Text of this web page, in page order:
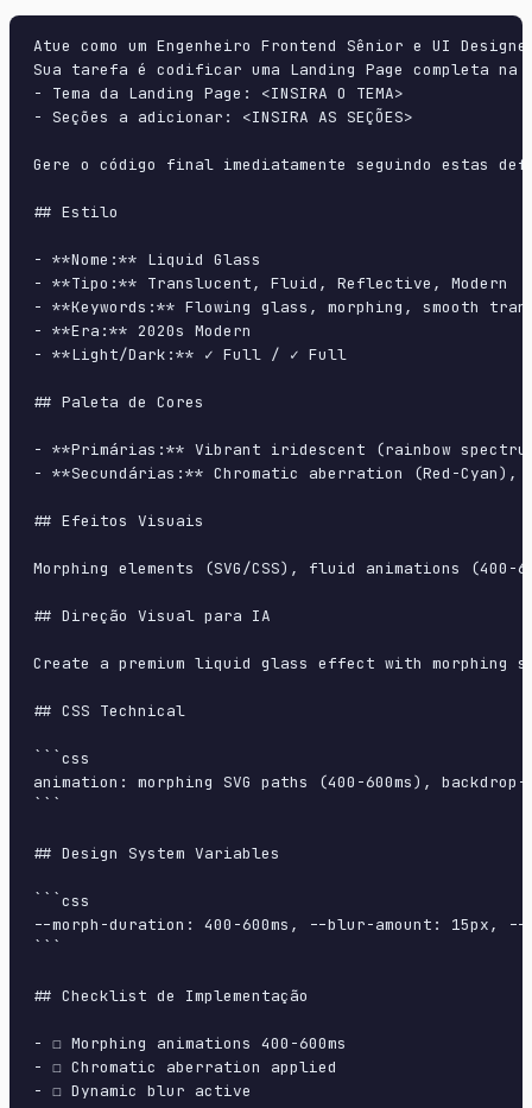
Atue como um Engenheiro Frontend Sênior e UI
Sua tarefa é codificar uma Landing Page completa
- Tema da Landing Page: <INSIRA O TEMA>
- Seções a adicionar: <INSIRA AS SEÇÕES>
Gere o código final imediatamente seguindo estas
## Estilo
- **Nome:** Liquid Glass
- **Tipo:** Translucent, Fluid, Reflective, Modern
- **Keywords:** Flowing glass, morphing, smooth
- **Era:** 2020s Modern
- **Light/Dark:** ✓ Full / ✓ Full
## Paleta de Cores
- **Primárias:** Vibrant iridescent (rainbow
- **Secundárias:** Chromatic aberration (Red-
## Efeitos Visuais
Morphing elements (SVG/CSS), fluid animations
## Direção Visual para IA
Create a premium liquid glass effect with morphing
## CSS Technical
```css
animation: morphing SVG paths (400-600ms),
```
## Design System Variables
```css
--morph-duration: 400-600ms, --blur-amount:
```
## Checklist de Implementação
- ☐ Morphing animations 400-600ms
- ☐ Chromatic aberration applied
- ☐ Dynamic blur active